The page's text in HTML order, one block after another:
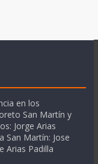
en los
San Martín y
Jorge Arias
San Martín: Jose
Arias Padilla